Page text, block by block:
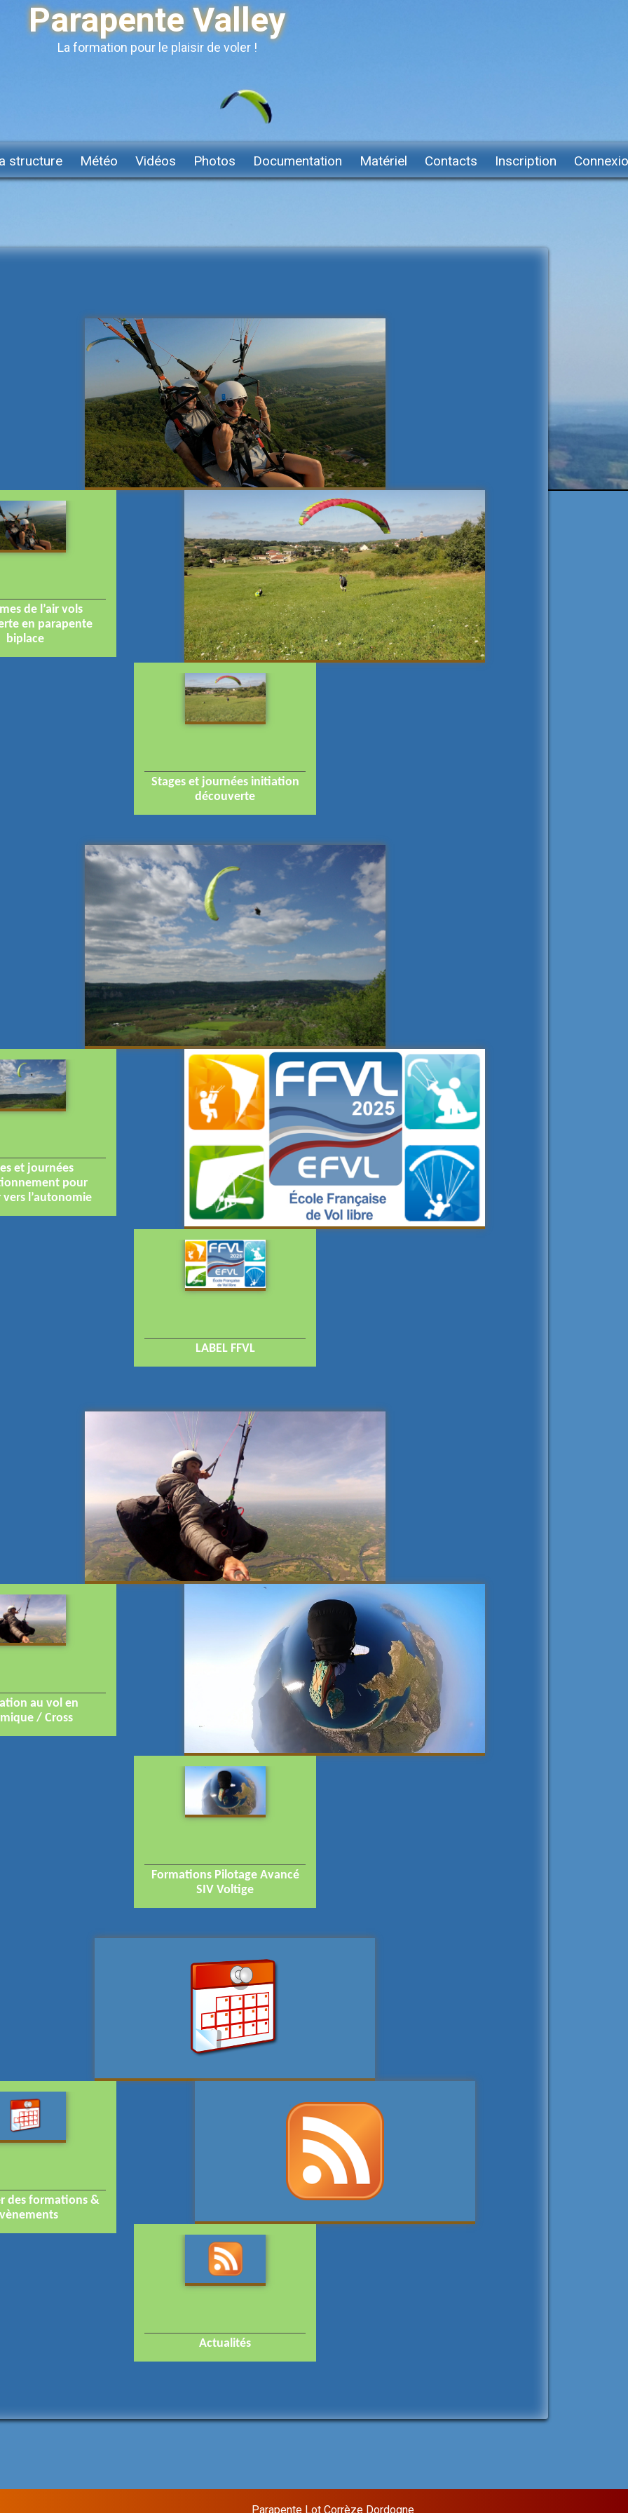
Parapente Valley
La formation pour le plaisir de voler !
structure Météo Vidéos Photos Documentation Matériel Contacts Inscription
de l’air vols
en parapente
biplace
Stages et journées initiation
découverte
et journées
pour
vers l’autonomie
LABEL FFVL
au vol en
/ Cross
Formations Pilotage Avancé
SIV Voltige
des formations &
Actualités
Parapente Lot Corrèze Dordogne